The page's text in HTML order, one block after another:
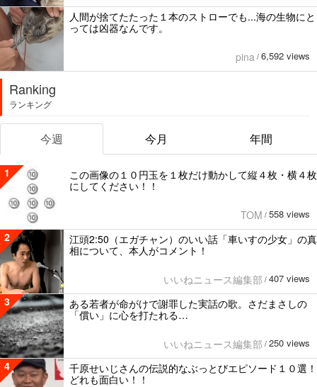
人間が捨てたたった１本のストローでも...海の生物にと
っては凶器なんです。
pina / 6,592 views
Ranking
ランキング
今週 今月 年間
1
この画像の１０円玉を１枚だけ動かして縦４枚・横４枚
にしてください！！
TOM / 558 views
2
江頭2:50（エガチャン）のいい話「車いすの少女」の真
相について、本人がコメント！
いいねニュース編集部 / 407 views
3
ある若者が命がけで謝罪した実話の歌。さだまさしの
「償い」に心を打たれる…
いいねニュース編集部 / 250 views
4
千原せいじさんの伝説的なぶっとびエピソード１０選！
どれも面白い！！